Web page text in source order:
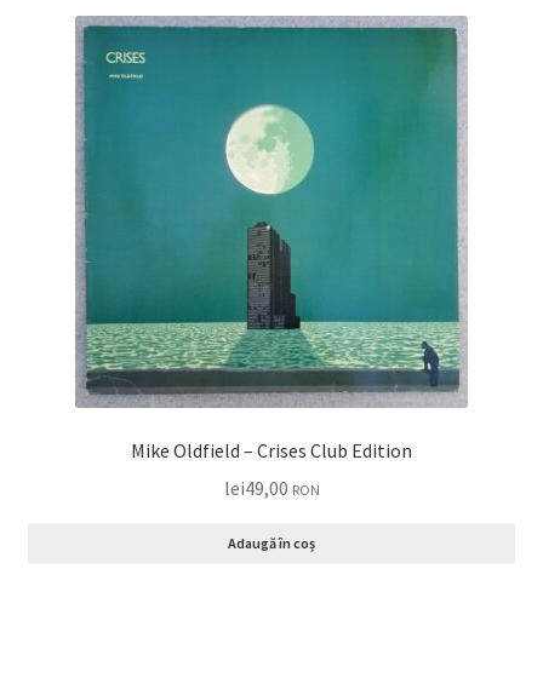
Mike Oldfield – Crises Club Edition
lei49,00 RON
Adaugă în coș